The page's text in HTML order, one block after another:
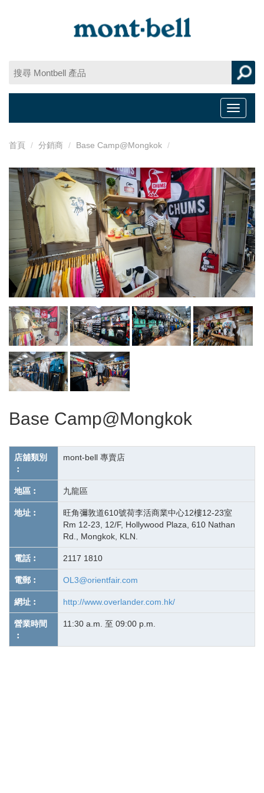
Toggle
首頁 分銷商 Base Camp@Mongkok
Base Camp@Mongkok
店舖類別
︰
mont-bell 專賣店
地區︰ 九龍區
地址︰
旺角彌敦道610號荷李活商業中心12樓12-23室
Rm 12-23, 12/F, Hollywood Plaza, 610 Nathan
Rd., Mongkok, KLN.
電話︰ 2117 1810
電郵︰ OL3@orientfair.com
網址︰ http://www.overlander.com.hk/
營業時間
︰
11:30 a.m. 至 09:00 p.m.